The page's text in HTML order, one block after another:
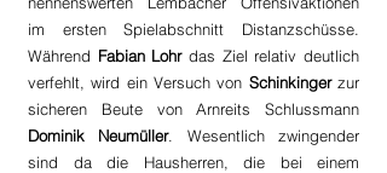
im ersten Spielabschnitt Distanzschüsse.
Während Fabian Lohr das Ziel relativ deutlich
verfehlt, wird ein Versuch von Schinkinger zur
Dominik Neumüller. Wesentlich zwingender
sind da die Hausherren, die bei einem